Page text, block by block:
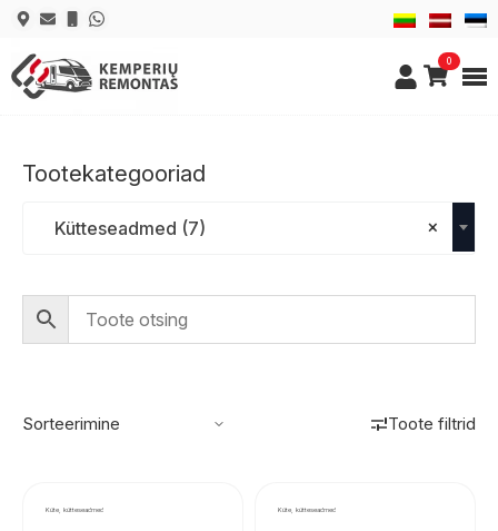
0
Tootekategooriad
×
Kütteseadmed (7)
Toote filtrid
Küte, kütteseadmed Küte, kütteseadmed